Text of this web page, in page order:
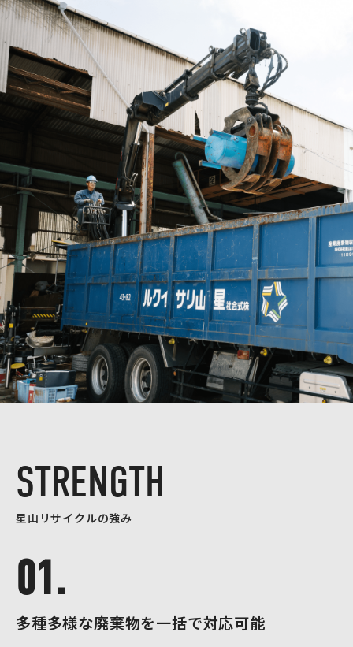
STRENGTH
星山リサイクルの強み
01.
多種多様な廃棄物を一括で対応可能